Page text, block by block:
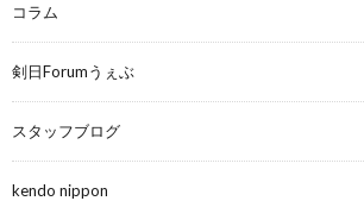
コラム
剣日Forumうぇぶ
スタッフブログ
kendo nippon